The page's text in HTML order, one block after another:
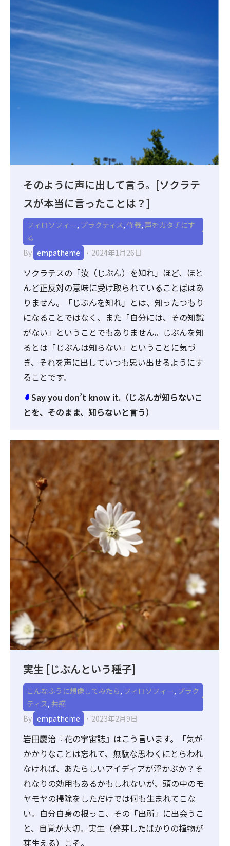
そのように声に出して言う。[ソクラテ
スが本当に言ったことは？]
フィロソフィー, プラクティス, 修養, 声をカタチにす
る
By empatheme 2024年1月26日
ソクラテスの「汝（じぶん）を知れ」ほど、ほと
んど正反対の意味に受け取られていることばはあ
りません。「じぶんを知れ」とは、知ったつもり
になることではなく、また「自分には、その知識
がない」ということでもありません。じぶんを知
るとは「じぶんは知らない」ということに気づ
き、それを声に出していつも思い出せるようにす
ることです。
Say you don’t know it.（じぶんが知らないこ
とを、そのまま、知らないと言う）
実生 [じぶんという種子]
こんなふうに想像してみたら, フィロソフィー, プラク
ティス, 共感
By empatheme 2023年2月9日
岩田慶治『花の宇宙誌』はこう言います。「気が
かかりなことは忘れて、無駄な思わくにとらわれ
なければ、あたらしいアイディアが浮かぶか？そ
れなりの効用もあるかもしれないが、頭の中のモ
ヤモヤの掃除をしただけでは何も生まれてこな
い。自分自身の根っこ、その「出所」に出会うこ
と、自覚が大切。実生（発芽したばかりの植物が
芽生える）こそ。